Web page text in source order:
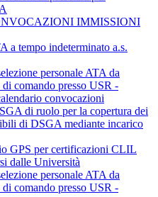
IMMISSIONI
a tempo indeterminato a.s.
personale ATA da
comando presso USR -
convocazioni
di ruolo per la copertura dei
di DSGA mediante incarico
GPS per certificazioni CLIL
dalle Università
personale ATA da
comando presso USR -